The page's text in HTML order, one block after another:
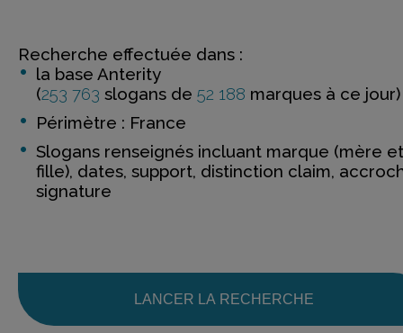
Recherche effectuée dans :
la base Anterity
(253 763 slogans de 52 188 marques à ce jour)
Périmètre : France
Slogans renseignés incluant marque (mère et
fille), dates, support, distinction claim,
signature
LANCER LA RECHERCHE